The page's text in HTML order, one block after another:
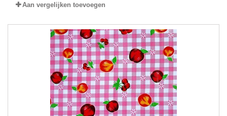
Aan vergelijken toevoegen